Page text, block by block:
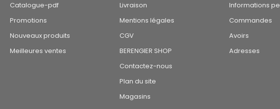
Catalogue-pdf
Promotions
Nouveaux produits
Meilleures ventes
Livraison
Mentions légales
CGV
BERENGIER SHOP
Contactez-nous
Plan du site
Magasins
Informations
Commandes
Avoirs
Adresses